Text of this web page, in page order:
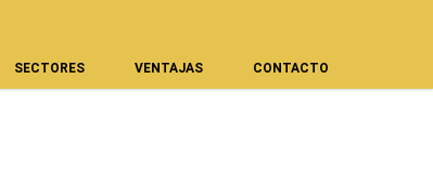
SECTORES VENTAJAS CONTACTO